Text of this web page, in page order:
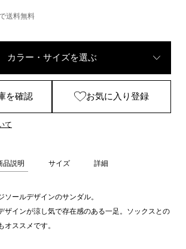
送料無料
カラー・サイズを選ぶ
を確認 お気に入り登録
て
品説明 サイズ 詳細
ソールデザインのサンダル。
ザインが涼し気で存在感のある一足。ソックスとの
オススメです。